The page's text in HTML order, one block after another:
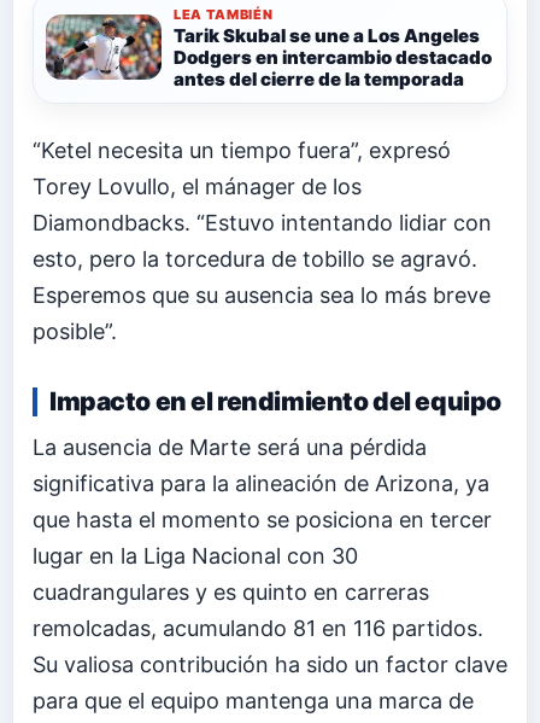
LEA TAMBIÉN
Tarik Skubal se une a Los Angeles
Dodgers en intercambio destacado
antes del cierre de la temporada
“Ketel necesita un tiempo fuera”, expresó
Torey Lovullo, el mánager de los
Diamondbacks. “Estuvo intentando lidiar con
esto, pero la torcedura de tobillo se agravó.
Esperemos que su ausencia sea lo más breve
posible”.
Impacto en el rendimiento del equipo
La ausencia de Marte será una pérdida
significativa para la alineación de Arizona, ya
que hasta el momento se posiciona en tercer
lugar en la Liga Nacional con 30
cuadrangulares y es quinto en carreras
remolcadas, acumulando 81 en 116 partidos.
Su valiosa contribución ha sido un factor clave
para que el equipo mantenga una marca de